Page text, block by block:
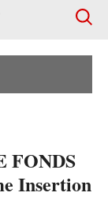
FONDS
Insertion